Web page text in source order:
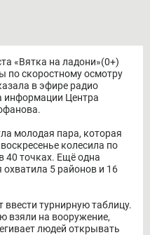
«Вятка на ладони»(0+)
по скоростному осмотру
в эфире радио
информации Центра
молодая пара, которая
колесила по
40 точках. Ещё одна
5 районов и 16
ввести турнирную таблицу.
взяли на вооружение,
людей открывать